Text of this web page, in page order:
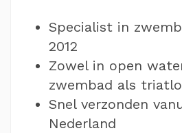
Specialist in
2012
Zowel in open
zwembad als
Snel verzonden
Nederland